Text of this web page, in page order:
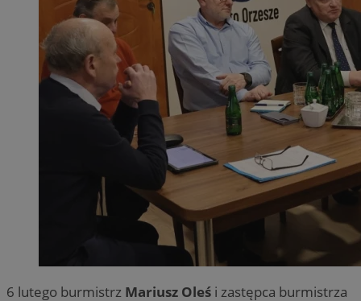
6 lutego burmistrz Mariusz Oleś i zastępca burmistrza